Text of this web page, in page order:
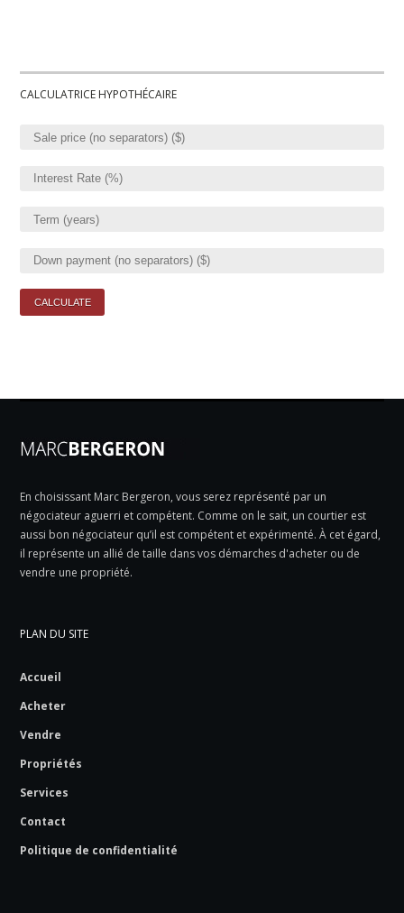
CALCULATRICE HYPOTHÉCAIRE
En choisissant Marc Bergeron, vous serez représenté par un
négociateur aguerri et compétent. Comme on le sait, un courtier est
aussi bon négociateur qu’il est compétent et expérimenté. À cet égard,
il représente un allié de taille dans vos démarches d'acheter ou de
vendre une propriété.
PLAN DU SITE
Accueil
Acheter
Vendre
Propriétés
Services
Contact
Politique de confidentialité